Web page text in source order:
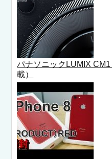
パナソニックLUMIX
載）